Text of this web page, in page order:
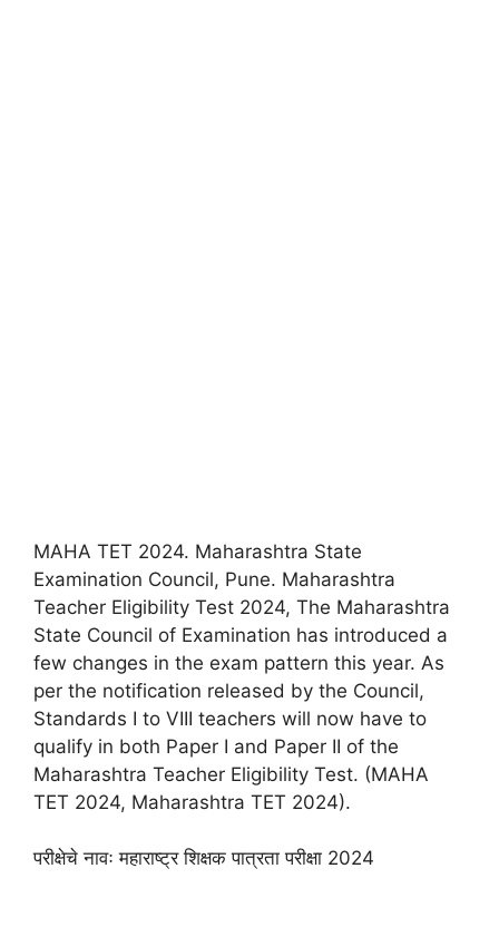
MAHA TET 2024. Maharashtra State
Examination Council, Pune. Maharashtra
Teacher Eligibility Test 2024, The Maharashtra
State Council of Examination has introduced a
few changes in the exam pattern this year. As
per the notification released by the Council,
Standards I to VIII teachers will now have to
qualify in both Paper I and Paper II of the
Maharashtra Teacher Eligibility Test. (MAHA
TET 2024, Maharashtra TET 2024).
परीक्षेचे नावः महाराष्ट्र शिक्षक पात्रता परीक्षा 2024